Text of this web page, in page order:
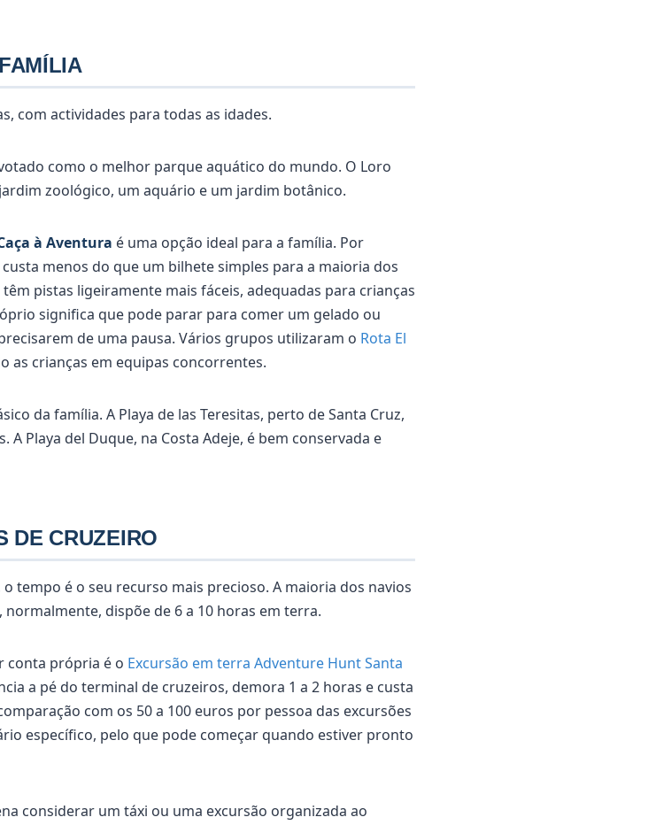
com actividades para todas as idades.
como o melhor parque aquático do mundo. O Loro
zoológico, um aquário e um jardim botânico.
à Aventura é uma opção ideal para a família. Por
menos do que um bilhete simples para a maioria dos
pistas ligeiramente mais fáceis, adequadas para crianças
significa que pode parar para comer um gelado ou
de uma pausa. Vários grupos utilizaram o Rota El
as crianças em equipas concorrentes.
da família. A Playa de las Teresitas, perto de Santa Cruz,
Playa del Duque, na Costa Adeje, é bem conservada e
DE CRUZEIRO
tempo é o seu recurso mais precioso. A maioria dos navios
dispõe de 6 a 10 horas em terra.
conta própria é o Excursão em terra Adventure Hunt Santa
a pé do terminal de cruzeiros, demora 1 a 2 horas e custa
com os 50 a 100 euros por pessoa das excursões
específico, pelo que pode começar quando estiver pronto
considerar um táxi ou uma excursão organizada ao